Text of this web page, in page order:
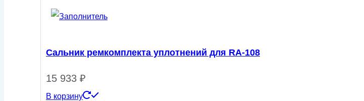
Сальник ремкомплекта уплотнений для RA-108
15 933 ₽
В корзину